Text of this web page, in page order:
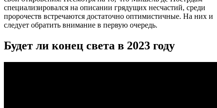
специализировался на описании грядущих несчастий, среди
пророчеств встречаются достаточно оптимистичные. На них и
следует обратить внимание в первую очередь.
Будет ли конец света в 2023 году